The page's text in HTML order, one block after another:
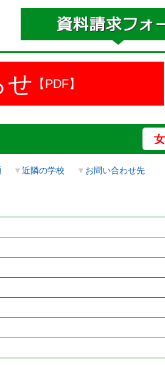
せ 【PDF】
▼近隣の学校 ▼ お問い合わせ先